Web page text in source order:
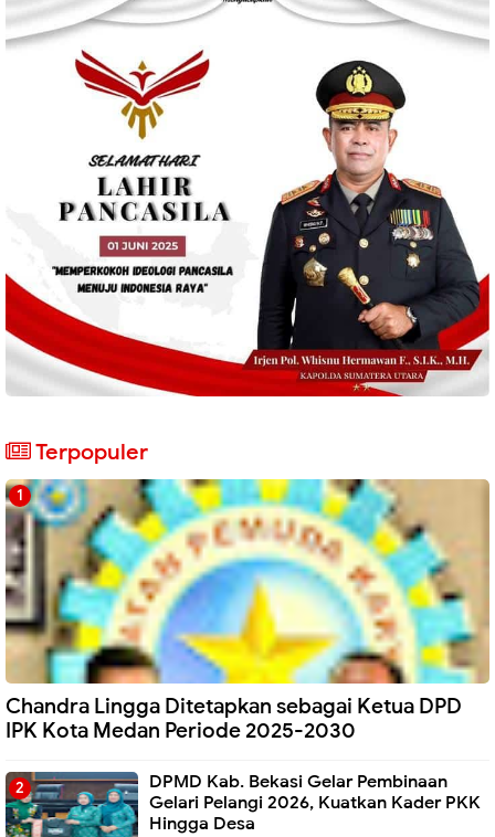
Terpopuler
Chandra Lingga Ditetapkan sebagai Ketua DPD
IPK Kota Medan Periode 2025-2030
DPMD Kab. Bekasi Gelar Pembinaan
Gelari Pelangi 2026, Kuatkan Kader PKK
Hingga Desa